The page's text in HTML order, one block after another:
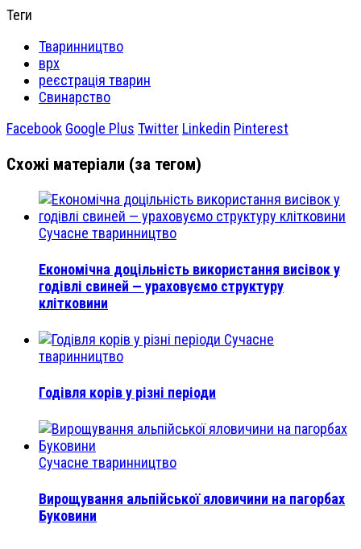
Теги
Тваринництво
врх
реєстрація тварин
Свинарство
Facebook Google Plus Twitter Linkedin Pinterest
Схожі матеріали (за тегом)
Сучасне тваринництво
Економічна доцільність використання висівок у
годівлі свиней — ураховуємо структуру
клітковини
Сучасне
тваринництво
Годівля корів у різні періоди
Сучасне тваринництво
Вирощування альпійської яловичини на пагорбах
Буковини